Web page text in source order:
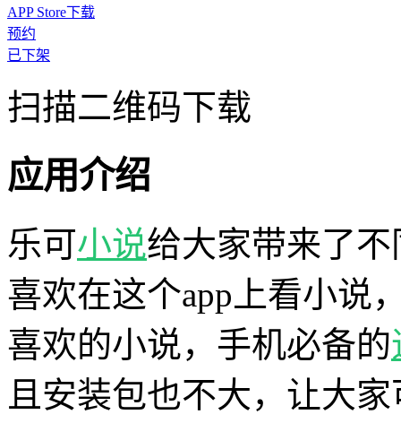
APP Store下载
预约
已下架
扫描二维码下载
应用介绍
乐可小说给大家带来了不
喜欢在这个app上看小说
喜欢的小说，手机必备的
且安装包也不大，让大